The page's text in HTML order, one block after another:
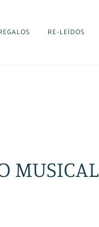
RE-LEÍDOS
MUSICAL